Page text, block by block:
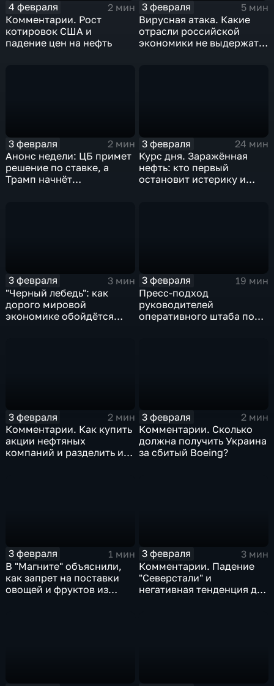
4 февраля
2 мин
Комментарии. Рост
котировок США и
падение цен на нефть
3 февраля
5 мин
Вирусная атака. Какие
отрасли российской
экономики не выдержат
3 февраля
2 мин
Анонс недели: ЦБ примет
решение по ставке, а
Трамп начнёт
3 февраля
24 мин
Курс дня. Заражённая
нефть: кто первый
остановит истерику и
3 февраля
3 мин
"Черный лебедь": как
дорого мировой
экономике обойдётся
3 февраля
19 мин
Пресс-подход
руководителей
оперативного штаба по
3 февраля
2 мин
Комментарии. Как купить
акции нефтяных
компаний и разделить их
3 февраля
2 мин
Комментарии. Сколько
должна получить Украина
за сбитый Boeing?
3 февраля
1 мин
В "Магните" объяснили,
как запрет на поставки
овощей и фруктов из
3 февраля
3 мин
Комментарии. Падение
"Северстали" и
негативная тенденция для